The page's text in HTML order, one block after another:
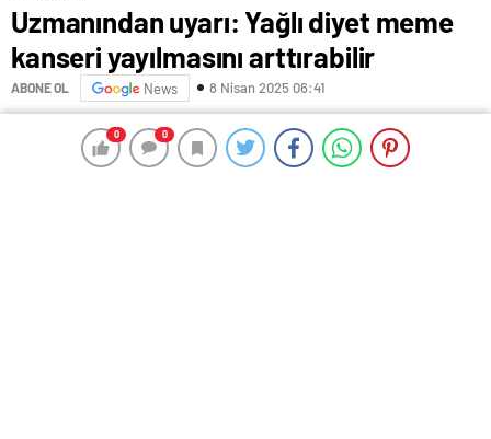
0 0
Uzmanından uyarı: Yağlı diyet meme
kanseri yayılmasını arttırabilir
ABONE OL News 8 Nisan 2025 06:41
0 0